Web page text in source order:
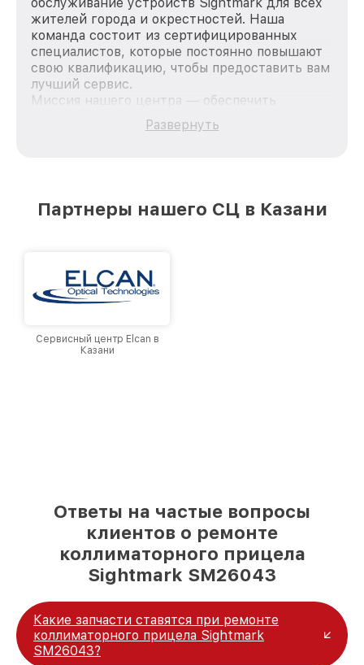
жителей города и окрестностей. Наша
команда состоит из сертифицированных
специалистов, которые постоянно повышают
свою квалификацию, чтобы предоставить вам
лучший сервис.
Миссия нашего центра — обеспечить
качественный и доступный ремонт для
каждого пользователя продукции Sightmark,
лучшим сервисным центром Sightmark в
Развернуть
Партнеры нашего СЦ в Казани
Сервисный центр Elcan в
Казани
Ответы на частые вопросы
клиентов о ремонте
коллиматорного прицела
Sightmark SM26043
Какие запчасти ставятся при ремонте
коллиматорного прицела Sightmark
SM26043?